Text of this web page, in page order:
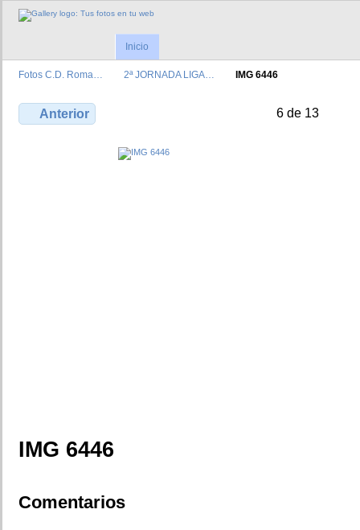
Inicio
Fotos C.D. Roma… 2ª JORNADA LIGA… IMG 6446
Anterior 6 de 13
IMG 6446
Comentarios